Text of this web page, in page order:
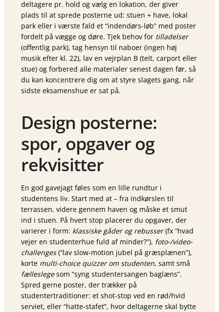
deltagere pr. hold og vælg en lokation, der giver
plads til at sprede posterne ud: stuen + have, lokal
park eller i værste fald et “indendørs-løb” med poster
fordelt på vægge og døre. Tjek behov for tilladelser
(offentlig park), tag hensyn til naboer (ingen høj
musik efter kl. 22), lav en vejrplan B (telt, carport eller
stue) og forbered alle materialer senest dagen før, så
du kan koncentrere dig om at styre slagets gang, når
sidste eksamenshue er sat på.
Design posterne:
spor, opgaver og
rekvisitter
En god gavejagt føles som en lille rundtur i
studentens liv. Start med at – fra indkørslen til
terrassen, videre gennem haven og måske et smut
ind i stuen. På hvert stop placerer du opgaver, der
varierer i form: klassiske gåder og rebusser(fx “hvad
vejer en studenterhue fuld af minder?”), foto-/video-
challenges(“lav slow-motion jubel på græsplænen”),
korte multi-choice quizzer om studenten, samt små
fælleslegesom “syng studentersangen baglæns”.
Spred gerne poster, der trækker på
studentertraditioner: et shot-stop ved en rød/hvid
serviet, eller “hatte-stafet”, hvor deltagerne skal bytte